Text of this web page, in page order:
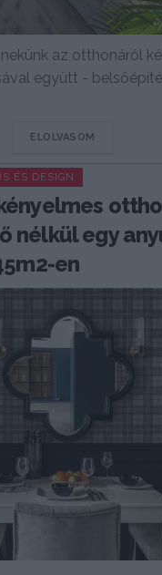
az otthonáról
együtt -
ELOLVASOM
ÉS DESIGN
nélkül egy
en